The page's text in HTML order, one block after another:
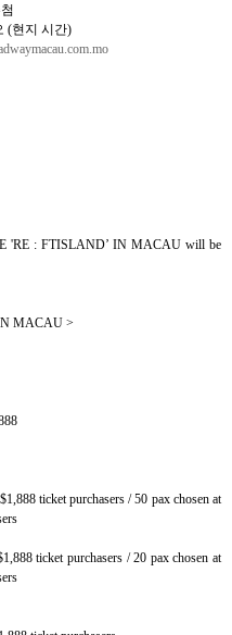
(현지 시간)
'RE : FTISLAND’ IN MACAU will be
MACAU >
ticket purchasers / 50 pax chosen at
ticket purchasers / 20 pax chosen at